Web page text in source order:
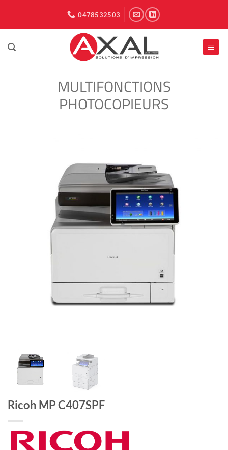
contenu
0478532503
MULTIFONCTIONS
PHOTOCOPIEURS
Ricoh MP C407SPF